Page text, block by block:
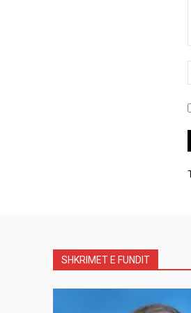
SHKRIMET E FUNDIT